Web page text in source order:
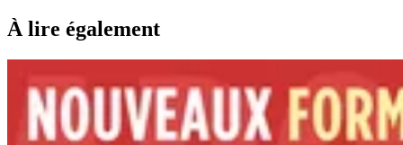
À lire également